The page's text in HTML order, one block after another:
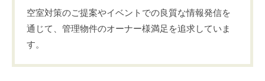
空室対策のご提案やイベントでの良質な情報発信を
通じて、管理物件のオーナー様満足を追求していま
す。